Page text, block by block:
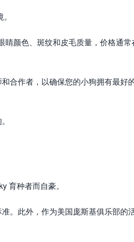
睛颜色、斑纹和皮毛质量，价格通常
合作者，以确保您的小狗拥有最好
育种者而自豪。
。此外，作为美国庞斯基俱乐部的